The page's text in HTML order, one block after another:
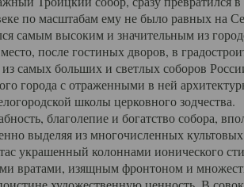
по масштабам ему не было равных на
самым высоким и значительным из
после гостиных дворов, в
самых больших и светлых соборов
города с отраженными в ней
школы церковного зодчества.
благолепие и богатство собора,
выделяя из многочисленных
украшенный колоннами ионического
вратами, изящным фронтоном и